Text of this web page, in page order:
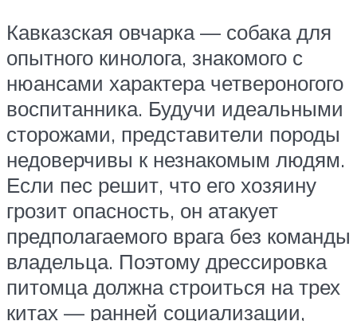
Кавказская овчарка — собака для
опытного кинолога, знакомого с
нюансами характера четвероногого
воспитанника. Будучи идеальными
сторожами, представители породы
недоверчивы к незнакомым людям.
Если пес решит, что его хозяину
грозит опасность, он атакует
предполагаемого врага без команды
владельца. Поэтому дрессировка
питомца должна строиться на трех
китах — ранней социализации,